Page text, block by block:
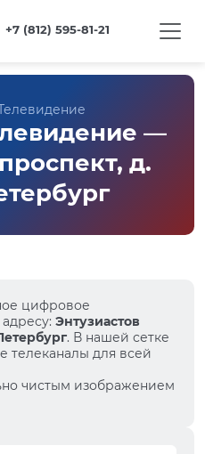
+7 (812) 595-81-21
—
д.
цифровое
Энтузиастов
. В нашей сетке
телеканалы для всей
чистым изображением